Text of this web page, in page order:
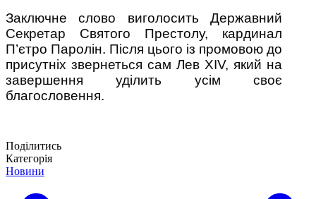
Заключне слово виголосить Державний
Секретар Святого Престолу, кардинал
П’єтро Паролін. Після цього із промовою до
присутніх звернеться сам Лев XIV, який на
завершення уділить усім своє
благословення.
Поділитись
Категорія
Новини